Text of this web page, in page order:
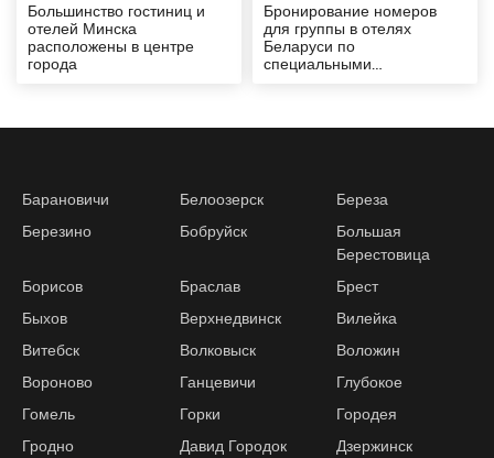
Большинство гостиниц и
отелей Минска
расположены в центре
города
Бронирование номеров
для группы в отелях
Беларуси по
специальными…
Барановичи Белоозерск
Береза
Березино
Бобруйск
Большая
Берестовица
Борисов
Браслав
Брест
Быхов
Верхнедвинск
Вилейка
Витебск
Волковыск
Воложин
Вороново
Ганцевичи
Глубокое
Гомель
Горки
Городея
Гродно
Давид Городок
Дзержинск